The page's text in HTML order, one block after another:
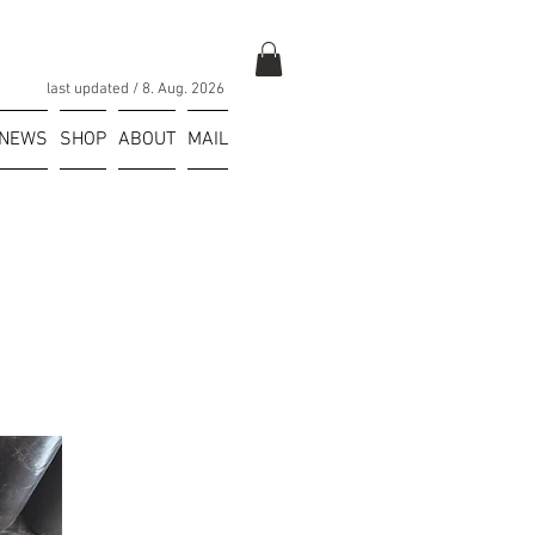
last updated / 8. Aug. 2026
SHOP ABOUT MAIL